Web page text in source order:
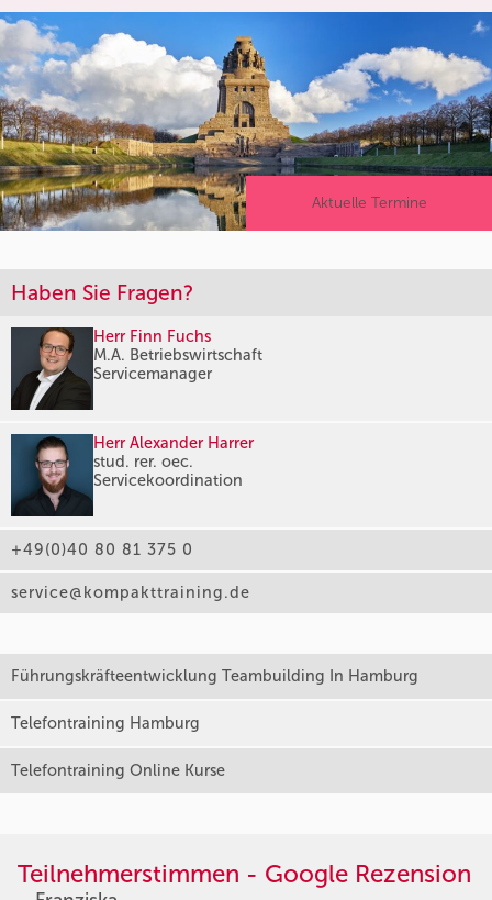
Haben Sie Fragen?
Herr Finn Fuchs
M.A. Betriebswirtschaft
Servicemanager
Herr Alexander Harrer
stud. rer. oec.
Servicekoordination
+49(0)40 80 81 375 0
service@kompakttraining.de
Aktuelle Termine
Führungskräfteentwicklung Teambuilding In Hamburg
Telefontraining Hamburg
Telefontraining Online Kurse
Teilnehmerstimmen - Google Rezension